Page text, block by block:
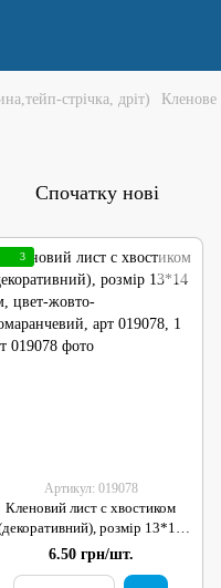
стрічка, дріт) Кленове
Спочатку нові
3
Артикул: 019078
Кленовий лист с хвостиком
розмір 13*14
см, цвет-жовто-помаранчевий,
арт 019078, 1 шт
6.50 грн/шт.